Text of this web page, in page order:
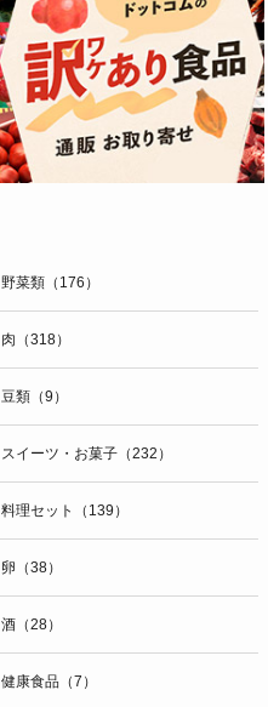
野菜類（176）
肉（318）
豆類（9）
スイーツ・お菓子（232）
料理セット（139）
卵（38）
酒（28）
健康食品（7）